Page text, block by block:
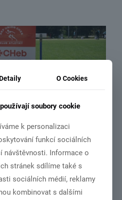
DSC_2192
dotace ze státního rozpočtu
O Cookies
soubory cookie
k personalizaci
funkcí sociálních
návštěvnosti. Informace o
stránek sdílíme také s
sociálních médií, reklamy
kombinovat s dalšími